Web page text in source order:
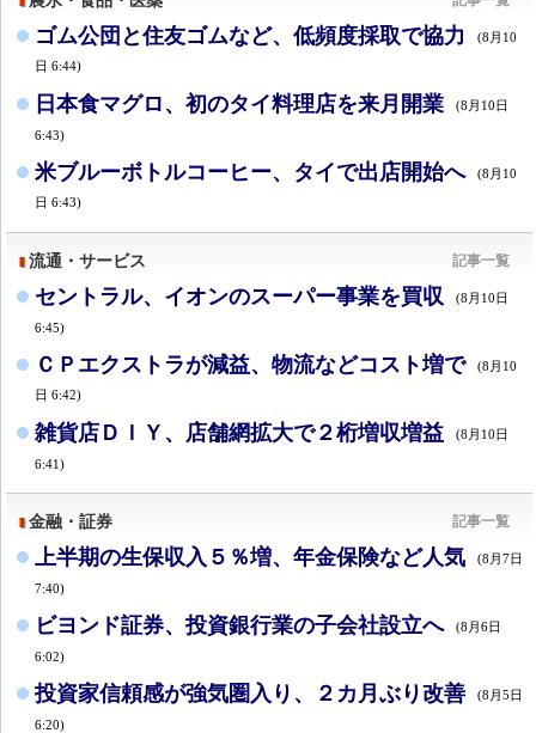
ゴム公団と住友ゴムなど、低頻度採取で協力
(8月10
日 6:44)
日本食マグロ、初のタイ料理店を来月開業 (8月10日
6:43)
米ブルーボトルコーヒー、タイで出店開始へ
(8月10
日 6:43)
流通・サービス 記事一覧
セントラル、イオンのスーパー事業を買収 (8月10日
6:45)
ＣＰエクストラが減益、物流などコスト増で
(8月10
日 6:42)
雑貨店ＤＩＹ、店舗網拡大で２桁増収増益 (8月10日
6:41)
金融・証券 記事一覧
上半期の生保収入５％増、年金保険など人気 (8月7日
7:40)
ビヨンド証券、投資銀行業の子会社設立へ (8月6日
6:02)
投資家信頼感が強気圏入り、２カ月ぶり改善 (8月5日
6:20)